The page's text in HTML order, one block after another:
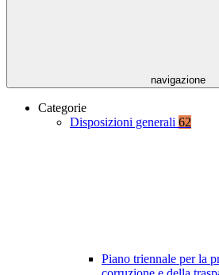
navigazione
Categorie
Disposizioni generali 62
Piano triennale per la